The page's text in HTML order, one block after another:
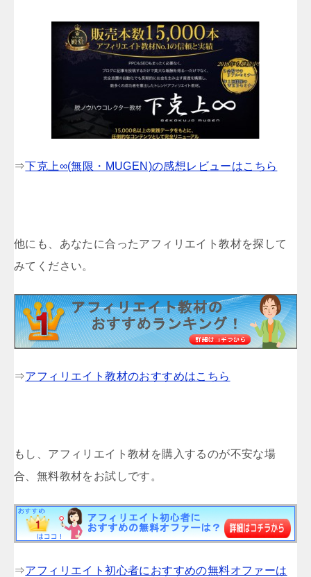
⇒下克上∞(無限・MUGEN)の感想レビューはこちら
他にも、あなたに合ったアフィリエイト教材を探して
みてください。
⇒アフィリエイト教材のおすすめはこちら
もし、アフィリエイト教材を購入するのが不安な場
合、無料教材をお試しです。
⇒アフィリエイト初心者におすすめの無料オファーは